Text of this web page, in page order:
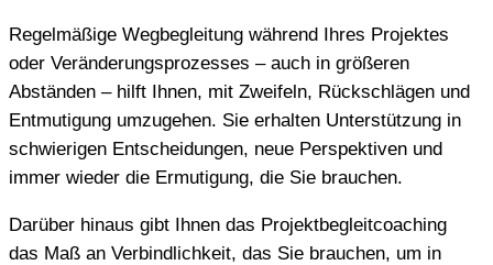
Regelmäßige Wegbegleitung während Ihres Projektes
oder Veränderungsprozesses – auch in größeren
Abständen – hilft Ihnen, mit Zweifeln, Rückschlägen und
Entmutigung umzugehen. Sie erhalten Unterstützung in
schwierigen Entscheidungen, neue Perspektiven und
immer wieder die Ermutigung, die Sie brauchen.
Darüber hinaus gibt Ihnen das Projektbegleitcoaching
das Maß an Verbindlichkeit, das Sie brauchen, um in